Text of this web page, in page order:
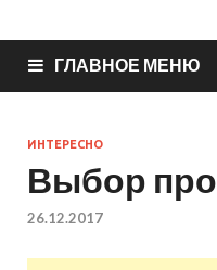
Ремонт
услуги.
работы,
вентиляции, монтаж
ГЛАВНОЕ МЕНЮ
ИНТЕРЕСНО
Выбор
26.12.2017